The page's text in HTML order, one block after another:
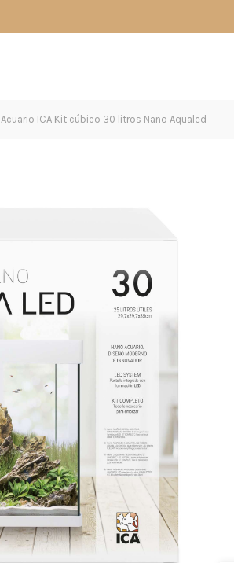
Acuario ICA Kit cúbico 30 litros Nano Aqualed